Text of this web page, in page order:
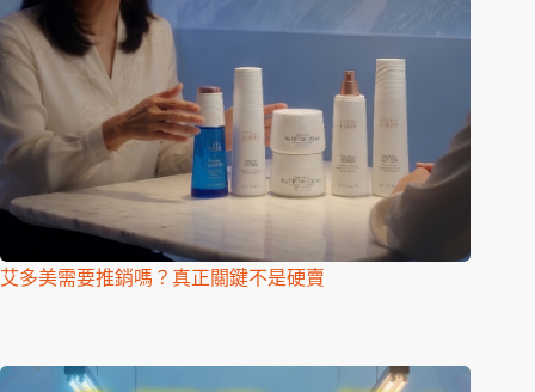
艾多美需要推銷嗎？真正關鍵不是硬賣